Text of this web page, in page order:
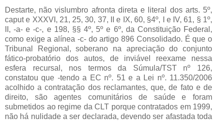
Destarte, não vislumbro afronta direta e literal dos arts. 5º,
caput e XXXVI, 21, 25, 30, 37, II e IX, 60, §4º, I e IV, 61, § 1º,
II, -a- e -c-, e 198, §§ 4º, 5º e 6º, da Constituição Federal,
como exige a alínea -c- do artigo 896 Consolidado. É que o
Tribunal Regional, soberano na apreciação do conjunto
fático-probatório dos autos, de inviável reexame nessa
esfera recursal, nos termos da Súmula/TST nº 126,
constatou que -tendo a EC nº. 51 e a Lei nº. 11.350/2006
acolhido a contratação dos reclamantes, que, de fato e de
direito, são agentes comunitários de saúde e foram
submetidos ao regime da CLT porque contratados em 1999,
não há nulidade a ser declarada, devendo ser afastada toda